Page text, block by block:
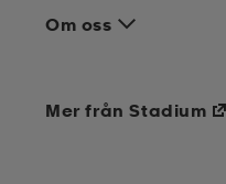
Om oss
Mer från Stadium